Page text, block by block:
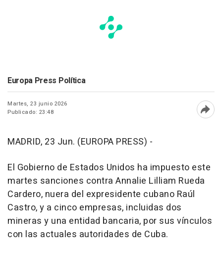
Europa Press Política
Martes, 23 junio 2026
Publicado: 23:48
MADRID, 23 Jun. (EUROPA PRESS) -
El Gobierno de Estados Unidos ha impuesto este
martes sanciones contra Annalie Lilliam Rueda
Cardero, nuera del expresidente cubano Raúl
Castro, y a cinco empresas, incluidas dos
mineras y una entidad bancaria, por sus vínculos
con las actuales autoridades de Cuba.